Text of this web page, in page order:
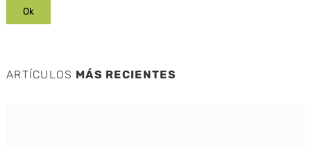
ARTÍCULOS MÁS RECIENTES